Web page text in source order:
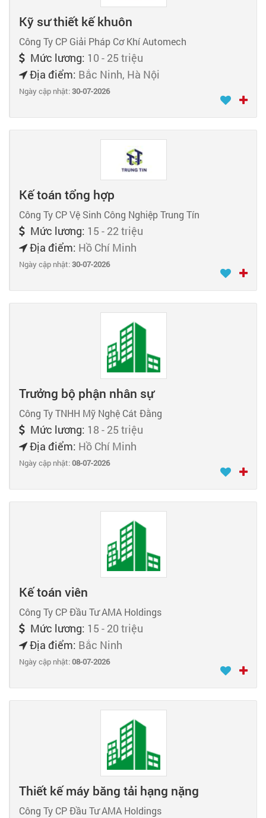
Kỹ sư thiết kế khuôn
Công Ty CP Giải Pháp Cơ Khí Automech
Mức lương: 10 - 25 triệu
Địa điểm: Bắc Ninh, Hà Nội
Ngày cập nhật:30-07-2026
Kế toán tổng hợp
Công Ty CP Vệ Sinh Công Nghiệp Trung Tín
Mức lương: 15 - 22 triệu
Địa điểm: Hồ Chí Minh
Ngày cập nhật:30-07-2026
Trưởng bộ phận nhân sự
Công Ty TNHH Mỹ Nghệ Cát Đằng
Mức lương: 18 - 25 triệu
Địa điểm: Hồ Chí Minh
Ngày cập nhật:08-07-2026
Kế toán viên
Công Ty CP Đầu Tư AMA Holdings
Mức lương: 15 - 20 triệu
Địa điểm: Bắc Ninh
Ngày cập nhật:08-07-2026
Thiết kế máy băng tải hạng nặng
Công Ty CP Đầu Tư AMA Holdings